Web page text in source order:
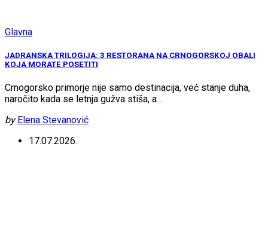
Glavna
JADRANSKA TRILOGIJA: 3 RESTORANA NA CRNOGORSKOJ OBALI
KOJA MORATE POSETITI
Crnogorsko primorje nije samo destinacija, već stanje duha,
naročito kada se letnja gužva stiša, a…
by Elena Stevanović
17.07.2026.